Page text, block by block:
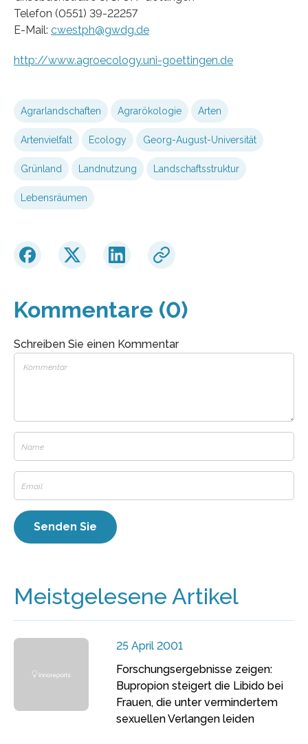
Telefon (0551) 39-22257
E-Mail: cwestph@gwdg.de
http://www.agroecology.uni-goettingen.de
Agrarlandschaften Agrarökologie Arten
Artenvielfalt Ecology Georg-August-Universität
Grünland Landnutzung Landschaftsstruktur
Lebensräumen
Kommentare (0)
Schreiben Sie einen Kommentar
Meistgelesene Artikel
25 April 2001
Forschungsergebnisse zeigen:
Bupropion steigert die Libido bei
Frauen, die unter vermindertem
sexuellen Verlangen leiden